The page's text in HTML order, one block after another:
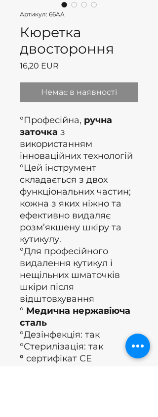
Артикул: 66AA
Кюретка
двостороння
16,20 EUR
Немає в наявності
°Професійна, ручна
заточка з
використанням
інноваційних технологій
°Цей інструмент
складається з двох
функціональних частин;
кожна з яких ніжно та
ефективно видаляє
розм’якшену шкіру та
кутикулу.
°Для професійного
видалення кутикул і
нещільних шматочків
шкіри після
відштовхування
° Медична нержавіюча
сталь
°Дезінфекція: так
°Стерилізація: так
° сертифікат CE